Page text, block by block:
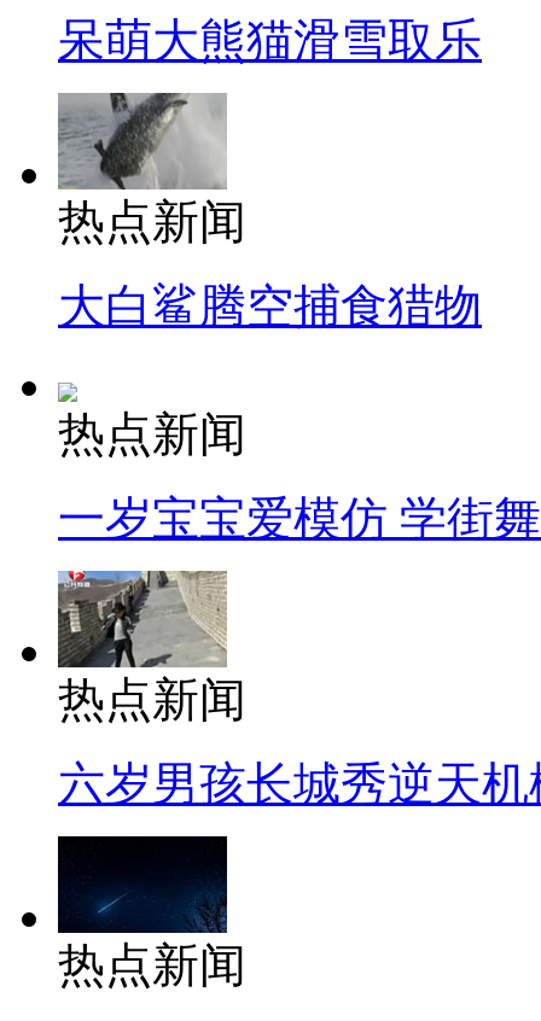
呆萌大熊猫滑雪取乐
热点新闻
大白鲨腾空捕食猎物
热点新闻
一岁宝宝爱模仿 学街
热点新闻
六岁男孩长城秀逆天机
热点新闻